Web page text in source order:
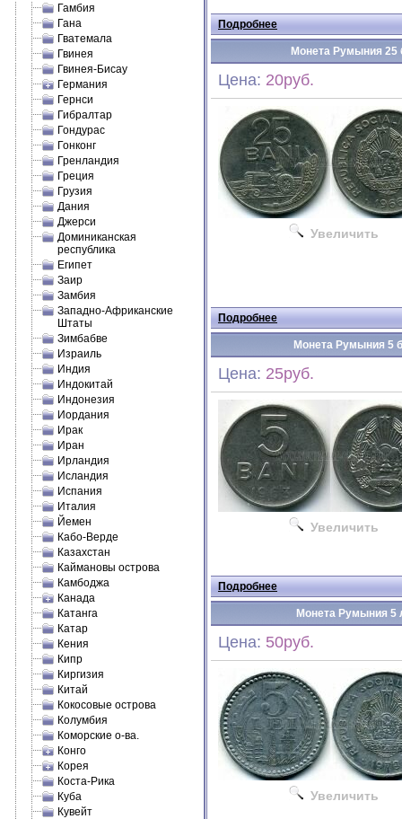
Гамбия
Гана
Гватемала
Гвинея
Гвинея-Бисау
Германия
Гернси
Гибралтар
Гондурас
Гонконг
Гренландия
Греция
Грузия
Дания
Джерси
Доминиканская
республика
Египет
Заир
Замбия
Западно-Африканские
Штаты
Зимбабве
Израиль
Индия
Индокитай
Индонезия
Иордания
Ирак
Иран
Ирландия
Исландия
Испания
Италия
Йемен
Кабо-Верде
Казахстан
Каймановы острова
Камбоджа
Канада
Катанга
Катар
Кения
Кипр
Киргизия
Китай
Кокосовые острова
Колумбия
Коморские о-ва.
Конго
Корея
Коста-Рика
Куба
Кувейт
Подробнее
Монета Румыния 25
Цена: 20руб.
Увеличить
Подробнее
Монета Румыния 5
Цена: 25руб.
Увеличить
Подробнее
Монета Румыния 5
Цена: 50руб.
Увеличить